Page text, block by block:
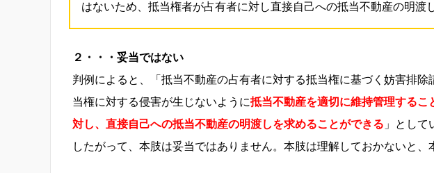
はないため、抵当権者が占有者に対し直接自己への抵当不動産の明渡
２・・・妥当ではない
判例によると、「抵当不動産の占有者に対する抵当権に基づく妨害排
当権に対する侵害が生じないように抵当不動産を適切に維持管理するこ
対し、直接自己への抵当不動産の明渡しを求めることができる 」として
したがって、本肢は妥当ではありません。本肢は理解しておかないと